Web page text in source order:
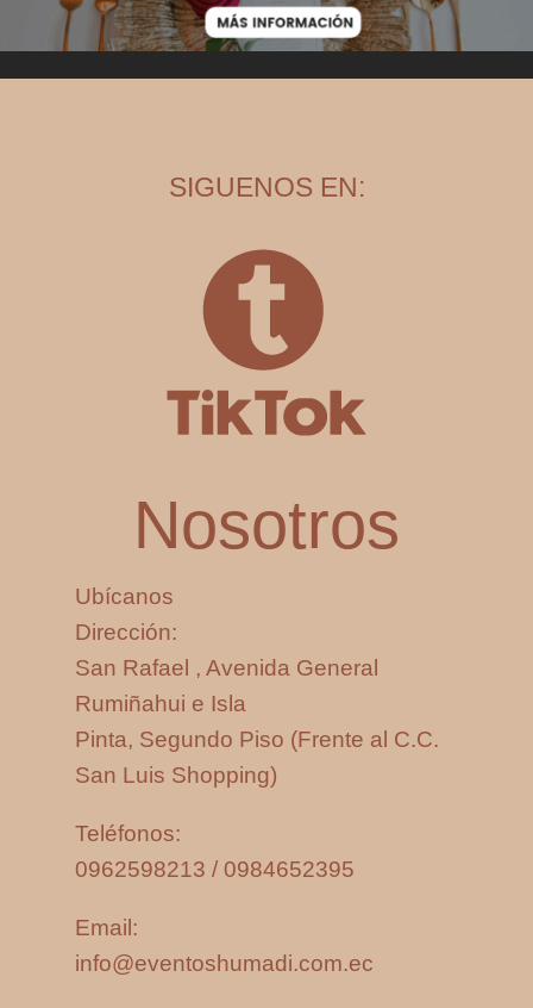
SIGUENOS EN:
Nosotros
Ubícanos
Dirección:
San Rafael , Avenida General
Rumiñahui e Isla
Pinta, Segundo Piso (Frente al C.C.
San Luis Shopping)
Teléfonos:
0962598213 / 0984652395
Email:
info@eventoshumadi.com.ec